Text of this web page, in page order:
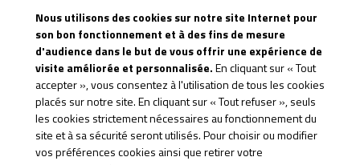
MARCHÉS PUBLICS
REVUE DE PRESSE
CONTACTEZ-NOUS
CGU &
CONFIDENTIALITÉ
contact@te83.fr
Nous utilisons des cookies sur notre site Internet pour
son bon fonctionnement et à des fins de mesure
d'audience dans le but de vous offrir une expérience de
visite améliorée et personnalisée.En cliquant sur « Tout
accepter », vous consentez à l'utilisation de tous les cookies
placés sur notre site. En cliquant sur « Tout refuser », seuls
les cookies strictement nécessaires au fonctionnement du
site et à sa sécurité seront utilisés. Pour choisir ou modifier
vos préférences cookies ainsi que retirer votre